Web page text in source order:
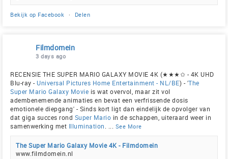
Bekijk op Facebook · Delen
Filmdomein
3 days ago
RECENSIE THE SUPER MARIO GALAXY MOVIE 4K (★★★✩ - 4K UHD
Blu-ray - Universal Pictures Home Entertainment - NL/BE) - 'The
Super Mario Galaxy Movie is wat overvol, maar zit vol
adembenemende animaties en bevat een verfrissende dosis
emotionele diepgang' - Sinds kort ligt dan eindelijk de opvolger van
dat giga succes rond Super Mario in de schappen, uiteraard weer in
samenwerking met Illumination See More
The Super Mario Galaxy Movie 4K - Filmdomein
www.filmdomein.nl